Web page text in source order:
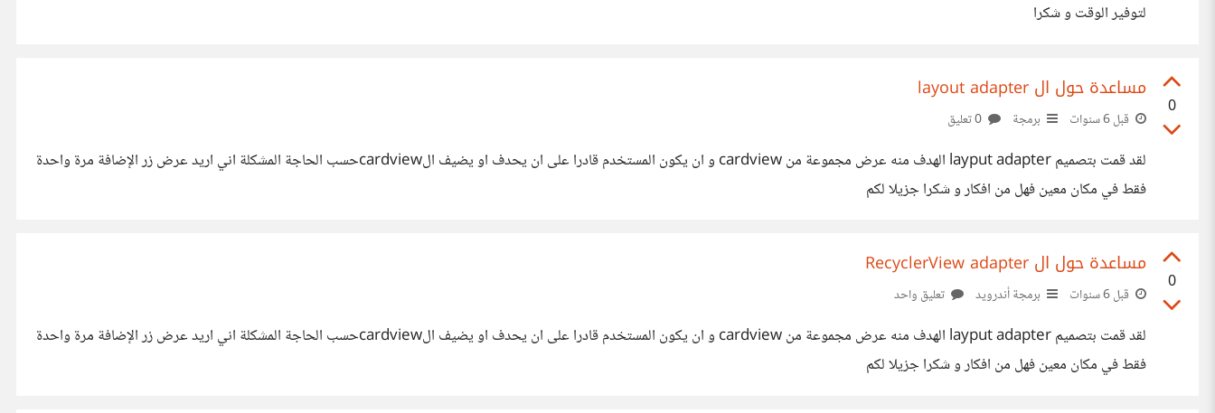
لتوفير الوقت و شكرا
0
مساعدة حول ال layout adapter
قبل 6 سنوات برمجة
لقد قمت بتصميم layput adapter الهدف منه عرض مجموعة من cardview و ان يكون المستخدم قادرا على ان يحدف او يضيف الcardviewحسب الحاجة المشكلة اني اريد عرض زر الإضافة مرة واحدة
فقط في مكان معين فهل من افكار و شكرا جزيلا لكم
0
مساعدة حول ال RecyclerView adapter
قبل 6 سنوات برمجة أندرويد تعليق واحد
لقد قمت بتصميم layput adapter الهدف منه عرض مجموعة من cardview و ان يكون المستخدم قادرا على ان يحدف او يضيف الcardviewحسب الحاجة المشكلة اني اريد عرض زر الإضافة مرة واحدة
فقط في مكان معين فهل من افكار و شكرا جزيلا لكم